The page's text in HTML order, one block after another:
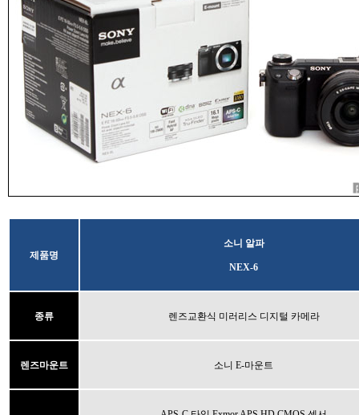
제품명
소니 알파
NEX-6
종류 렌즈교환식 미러리스 디지털 카메라
렌즈마운트 소니 E-마운트